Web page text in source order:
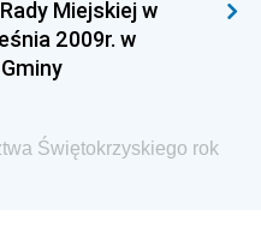
Administracji i
L
Komunikacji
Przemysłu
Miejskiej w
2009r. w
Świętokrzyskiego rok